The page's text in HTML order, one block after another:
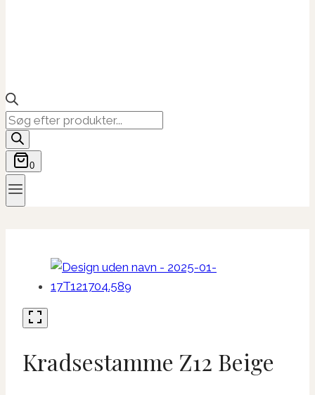
Products
search
0
Kradsestamme Z12 Beige